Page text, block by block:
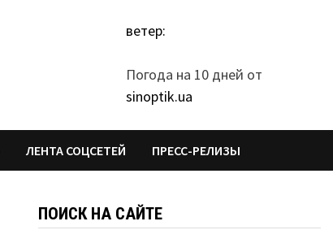
ветер:
Погода на 10 дней от
sinoptik.ua
ЛЕНТА СОЦСЕТЕЙ ПРЕСС-РЕЛИЗЫ
ПОИСК НА САЙТЕ